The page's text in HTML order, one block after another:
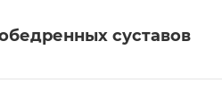
суставов